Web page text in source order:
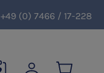
+49 (0) 7466 / 17-228